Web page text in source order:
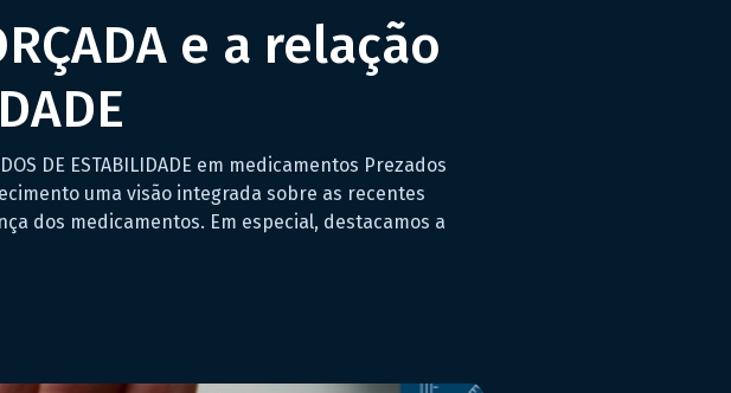
e a relação
DE ESTABILIDADE em medicamentos Prezados
uma visão integrada sobre as recentes
dos medicamentos. Em especial, destacamos a